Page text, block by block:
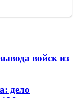
войск из
дело